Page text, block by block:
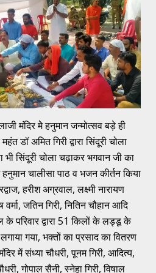
मंदिर मेे हनुमान जन्मोत्सव बड़े ही
डॉ अमित गिरी द्वारा सिंदूरी चोला
भी सिंदूरी चोला चढ़ाकर भगवान जी का
हनुमान चालीसा पाठ व भजन कीर्तन किया
हरीश अग्रवाल, लक्ष्मी नारायण
जतिन गिरी, नितिन चौहान आदि
के परिवार द्वारा 51 किलों के लड्डू के
गया, भक्तों का प्रसाद का वितरण
में संध्या चौधरी, पूनम गिरी, आदित्य,
गोपाल सैनी, स्नेहा गिरी, विषाल